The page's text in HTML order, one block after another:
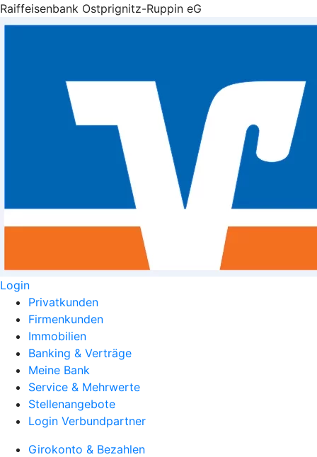
Raiffeisenbank Ostprignitz-Ruppin eG
Login
Privatkunden
Firmenkunden
Immobilien
Banking & Verträge
Meine Bank
Service & Mehrwerte
Stellenangebote
Login Verbundpartner
Girokonto & Bezahlen